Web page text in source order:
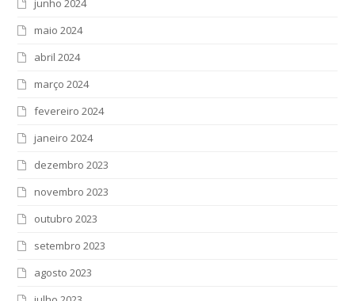
junho 2024
maio 2024
abril 2024
março 2024
fevereiro 2024
janeiro 2024
dezembro 2023
novembro 2023
outubro 2023
setembro 2023
agosto 2023